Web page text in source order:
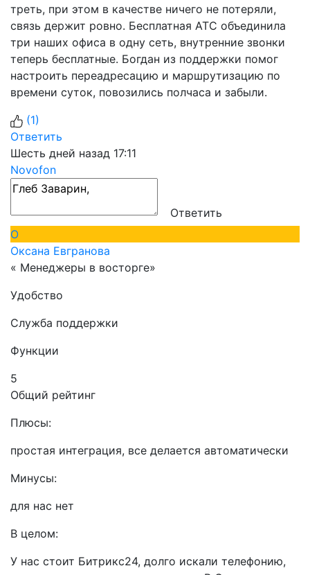
треть, при этом в качестве ничего не потеряли,
связь держит ровно. Бесплатная АТС объединила
три наших офиса в одну сеть, внутренние звонки
теперь бесплатные. Богдан из поддержки помог
настроить переадресацию и маршрутизацию по
времени суток, повозились полчаса и забыли.
(1)
Ответить
Шесть дней назад 17:11
Novofon
Ответить
О
Оксана Евгранова
« Менеджеры в восторге»
Удобство
Служба поддержки
Функции
5
Общий рейтинг
Плюсы:
простая интеграция, все делается автоматически
Минусы:
для нас нет
В целом:
У нас стоит Битрикс24, долго искали телефонию,